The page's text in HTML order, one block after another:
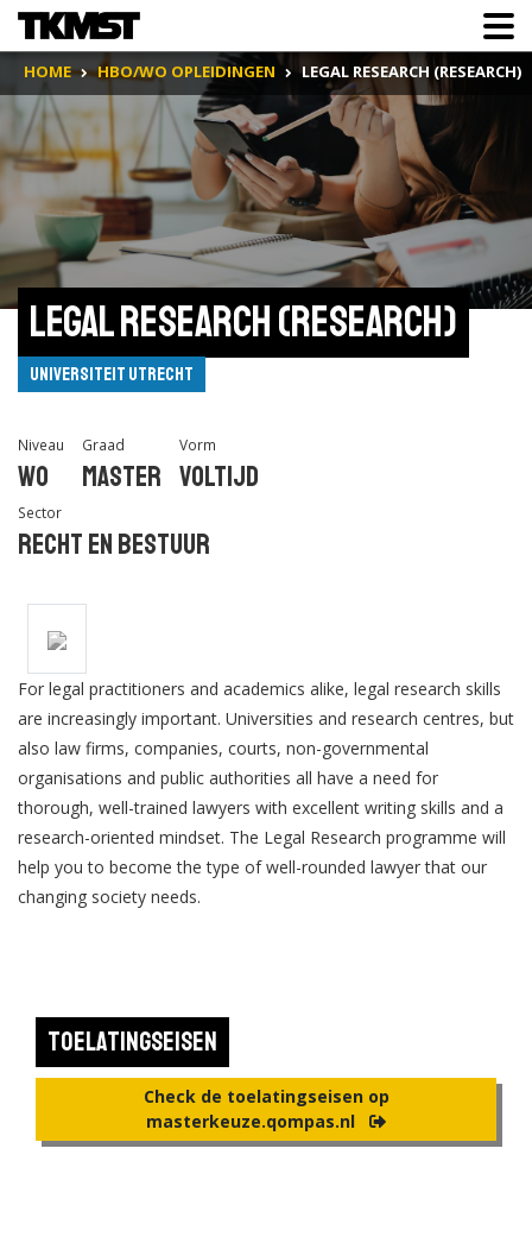
HOME HBO/WO OPLEIDINGEN LEGAL RESEARCH (RESEARCH)
Legal Research (research)
Universiteit Utrecht
Niveau
Wo
Graad
Master
Vorm
Voltijd
Sector
Recht en Bestuur
For legal practitioners and academics alike, legal research skills
are increasingly important. Universities and research centres, but
also law firms, companies, courts, non-governmental
organisations and public authorities all have a need for
thorough, well-trained lawyers with excellent writing skills and a
research-oriented mindset. The Legal Research programme will
help you to become the type of well-rounded lawyer that our
changing society needs.
Toelatingseisen
Check de toelatingseisen op
masterkeuze.qompas.nl